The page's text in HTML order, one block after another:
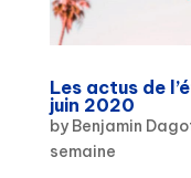
Les actus de
juin 2020
by Benjamin
semaine